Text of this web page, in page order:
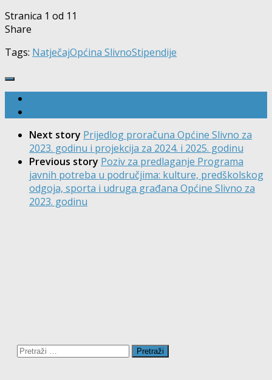
Stranica 1 od 1 1
Share
Tags: NatječajOpćina SlivnoStipendije
Next story Prijedlog proračuna Općine Slivno za
2023. godinu i projekcija za 2024. i 2025. godinu
Previous story Poziv za predlaganje Programa
javnih potreba u područjima: kulture, predškolskog
odgoja, sporta i udruga građana Općine Slivno za
2023. godinu
Pretraži: